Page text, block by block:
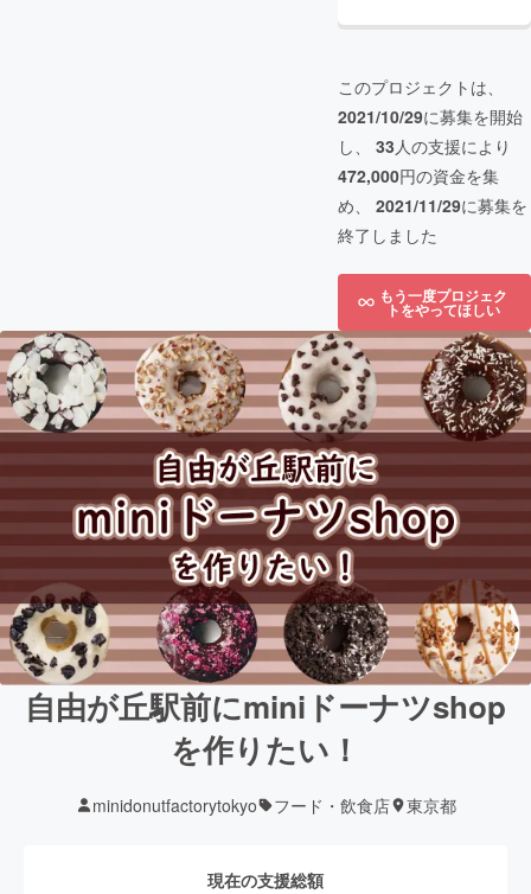
このプロジェクトは、
2021/10/29に募集を開始
し、 33人の支援により
472,000円の資金を集
め、 2021/11/29に募集を
終了しました
もう一度プロジェク
トをやってほしい
自由が丘駅前にminiドーナツshop
を作りたい！
minidonutfactorytokyo フード・飲食店 東京都
現在の支援総額